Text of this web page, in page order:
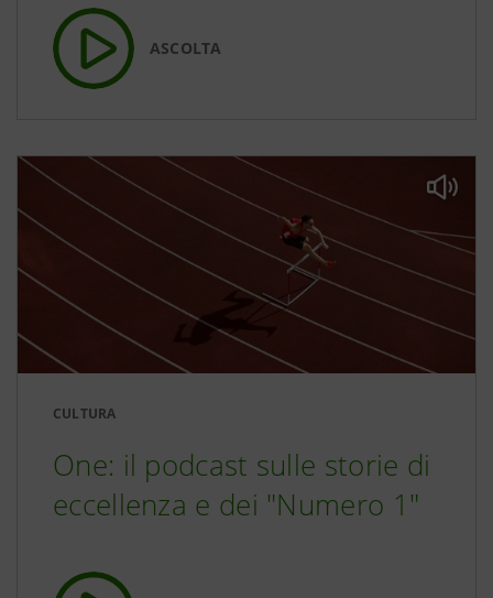
ASCOLTA
CULTURA
One: il podcast sulle storie di
eccellenza e dei "Numero 1"